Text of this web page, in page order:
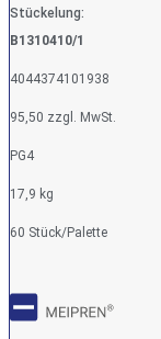
Stückelung:
B1310410/1
4044374101938
95,50 zzgl. MwSt.
PG4
17,9 kg
60 Stück/Palette